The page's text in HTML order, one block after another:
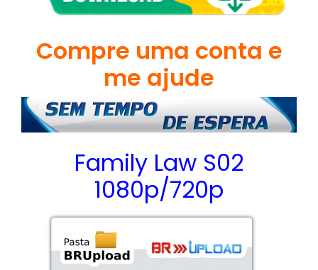
Compre uma conta e
me ajude
Family Law S02
1080p/720p